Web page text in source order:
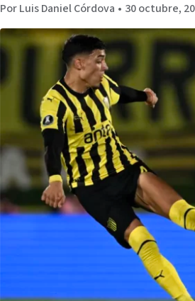
Por Luis Daniel Córdova • 30 octubre,